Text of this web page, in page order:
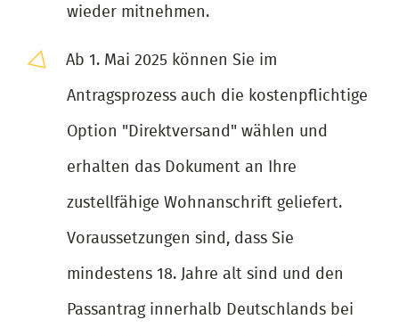
wieder mitnehmen.
Ab 1. Mai 2025 können Sie im
Antragsprozess auch die kostenpflichtige
Option "Direktversand" wählen und
erhalten das Dokument an Ihre
zustellfähige Wohnanschrift geliefert.
Voraussetzungen sind, dass Sie
mindestens 18. Jahre alt sind und den
Passantrag innerhalb Deutschlands bei